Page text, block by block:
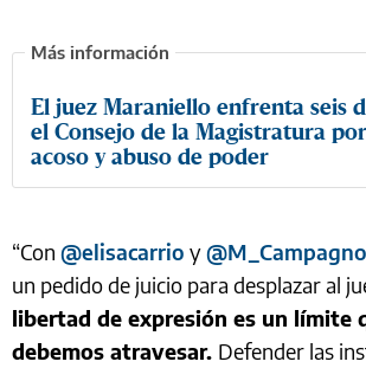
El juez Maraniello enfrenta seis
el Consejo de la Magistratura
acoso y abuso de poder
“Con @elisacarrio y
un pedido de juicio para desplazar al
libertad de expresión es un límite
debemos atravesar. Defender las